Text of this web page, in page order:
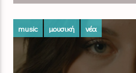
music μουσική νέα